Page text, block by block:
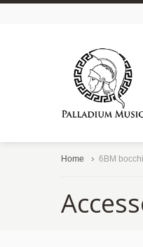
Home 6BM